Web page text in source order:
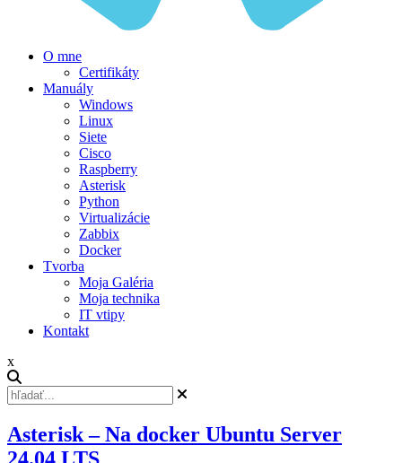
O mne
Certifikáty
Manuály
Windows
Linux
Siete
Cisco
Raspberry
Asterisk
Python
Virtualizácie
Zabbix
Docker
Tvorba
Moja Galéria
Moja technika
IT vtipy
Kontakt
x
Asterisk – Na docker Ubuntu Server